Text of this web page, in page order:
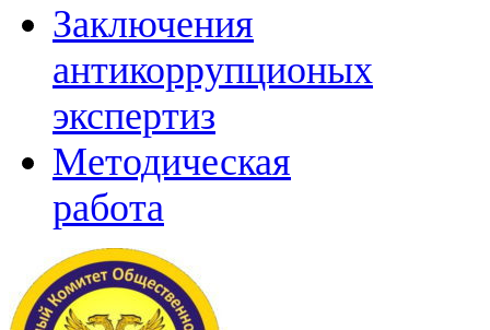
Заключения
антикоррупционых
экспертиз
Методическая
работа